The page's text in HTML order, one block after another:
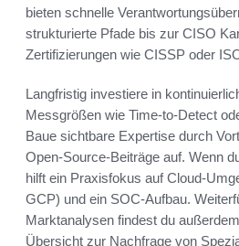
bieten schnelle
strukturierte Pfade bis zur CISO
Zertifizierungen wie CISSP oder
Langfristig investiere in
Messgrößen wie Time-to-Detect
Baue sichtbare Expertise durch
Open-Source-Beiträge auf. Wenn
hilft ein Praxisfokus auf Cloud-
GCP) und ein SOC-Aufbau.
Marktanalysen findest du
Übersicht zur Nachfrage von